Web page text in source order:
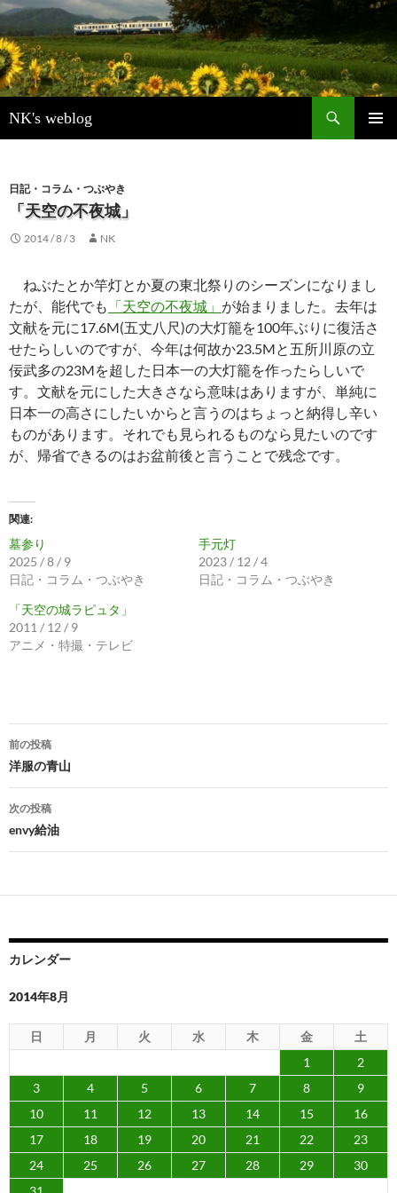
NK's weblog
索
ン
ツ
ス
プ
日記・コラム・つぶやき
「天空の不夜城」
2014 / 8 / 3 NK
ねぶたとか竿灯とか夏の東北祭りのシーズンになりまし
たが、能代でも 「天空の不夜城」 が始まりました。去年は
文献を元に17.6M(五丈八尺)の大灯籠を100年ぶりに復活さ
せたらしいのですが、今年は何故か23.5Mと五所川原の立
佞武多の23Mを超した日本一の大灯籠を作ったらしいで
す。文献を元にした大きさなら意味はありますが、単純に
日本一の高さにしたいからと言うのはちょっと納得し辛い
ものがあります。それでも見られるものなら見たいのです
が、帰省できるのはお盆前後と言うことで残念です。
関連
墓参り
2025 / 8 / 9
日記・コラム・つぶやき
手元灯
2023 / 12 / 4
日記・コラム・つぶやき
「天空の城ラピュタ」
2011 / 12 / 9
アニメ・特撮・テレビ
投
稿
ナ
ビ
ゲ
ー
ョ
ン
前の投稿
洋服の青山
次の投稿
envy給油
カレンダー
2014年8月
日 月 火 水 木 金
土
1
2
3
4 5 6 7 8
9
10
11 12 13 14 15
16
17
18 19 20 21 22
23
24
25 26 27 28 29
30